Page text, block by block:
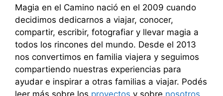
Magia en el Camino nació en el 2009 cuando
decidimos dedicarnos a viajar, conocer,
compartir, escribir, fotografiar y llevar magia a
todos los rincones del mundo. Desde el 2013
nos convertimos en familia viajera y seguimos
compartiendo nuestras experiencias para
ayudar e inspirar a otras familias a viajar. Podés